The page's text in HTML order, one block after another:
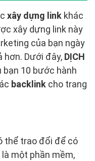
xây dựng link khác
xây dựng link này
của bạn ngày
hơn. Dưới đây, DỊCH
bạn 10 bước hành
backlink cho trang
thể trao đổi để có
một phần mềm,